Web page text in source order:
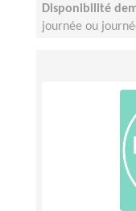
Disponibilité
journée ou